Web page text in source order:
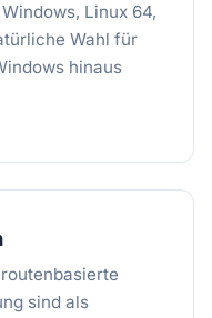
Linux 64,
Wahl für
hinaus
sind als